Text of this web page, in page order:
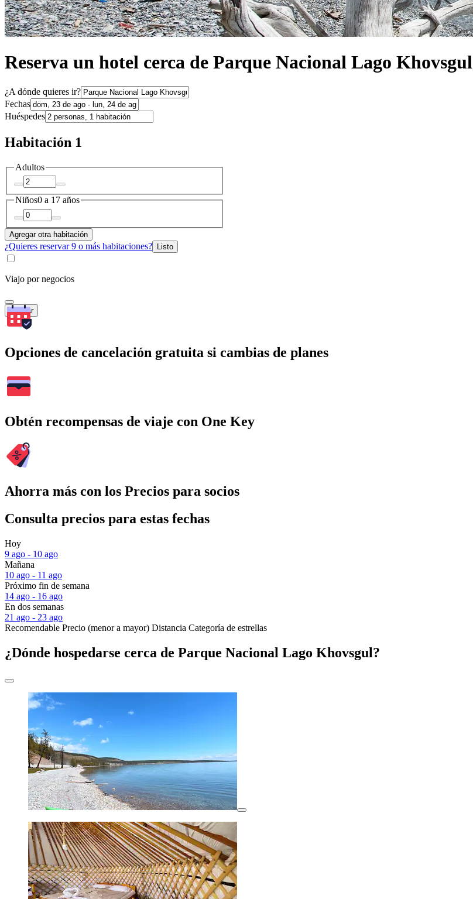
Reserva un hotel cerca de Parque Nacional Lago Khovsgul
¿A dónde quieres ir?
Fechas
Huéspedes
Habitación 1
Adultos
Niños0 a 17 años
Agregar otra habitación
¿Quieres reservar 9 o más habitaciones? Listo
Viajo por negocios
Buscar
Opciones de cancelación gratuita si cambias de planes
Obtén recompensas de viaje con One Key
Ahorra más con los Precios para socios
Consulta precios para estas fechas
Hoy
9 ago - 10 ago
Mañana
10 ago - 11 ago
Próximo fin de semana
14 ago - 16 ago
En dos semanas
21 ago - 23 ago
Recomendable Precio (menor a mayor) Distancia Categoría de estrellas
¿Dónde hospedarse cerca de Parque Nacional Lago Khovsgul?